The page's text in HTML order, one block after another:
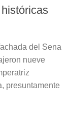
del Sena
nueve
presuntamente